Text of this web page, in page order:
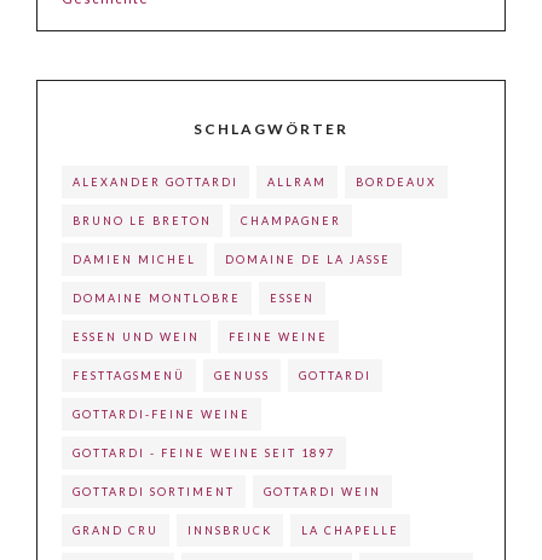
SCHLAGWÖRTER
ALEXANDER GOTTARDI ALLRAM BORDEAUX
BRUNO LE BRETON CHAMPAGNER
DAMIEN MICHEL DOMAINE DE LA JASSE
DOMAINE MONTLOBRE ESSEN
ESSEN UND WEIN FEINE WEINE
FESTTAGSMENÜ GENUSS GOTTARDI
GOTTARDI-FEINE WEINE
GOTTARDI - FEINE WEINE SEIT 1897
GOTTARDI SORTIMENT GOTTARDI WEIN
GRAND CRU INNSBRUCK LA CHAPELLE